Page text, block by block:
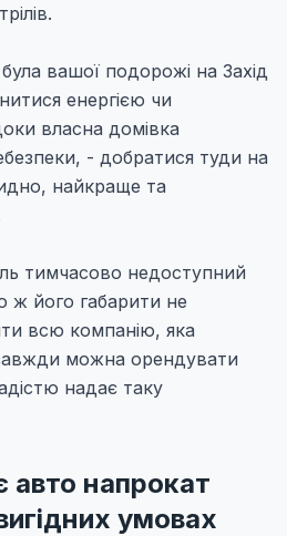
вашої подорожі на Захід
енергією чи
власна домівка
- добратися туди на
найкраще та
тимчасово недоступний
ж його габарити не
всю компанію, яка
можна орендувати
надає таку
напрокат
умовах